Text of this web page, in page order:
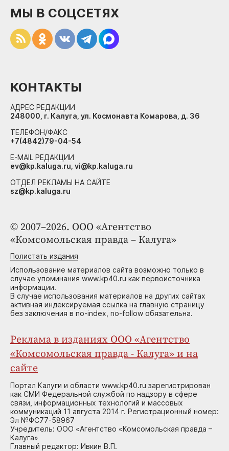
© 2007–2026. ООО «Агентство
«Комсомольская правда – Калуга»
Полистать издания
Использование материалов сайта возможно только в
случае упоминания www.kp40.ru как первоисточника
информации.
В случае использования материалов на других сайтах
активная индексируемая ссылка на главную страницу
без заключения в no-index, no-follow обязательна.
Реклама в изданиях ООО «Агентство
«Комсомольская правда - Калуга» и на
сайте
Портал Калуги и области www.kp40.ru зарегистрирован
как СМИ Федеральной службой по надзору в сфере
связи, информационных технологий и массовых
коммуникаций 11 августа 2014 г. Регистрационный номер:
Эл №ФС77-58967
Учредитель: ООО «Агентство «Комсомольская правда –
Калуга»
Главный редактор: Ивкин В.П.
МЫ В СОЦСЕТЯХ
КОНТАКТЫ
АДРЕС РЕДАКЦИИ
248000, г. Калуга, ул. Космонавта Комарова, д. 36
ТЕЛЕФОН/ФАКС
+7(4842)79-04-54
E-MAIL РЕДАКЦИИ
ev@kp.kaluga.ru, vi@kp.kaluga.ru
ОТДЕЛ РЕКЛАМЫ НА САЙТЕ
sz@kp.kaluga.ru